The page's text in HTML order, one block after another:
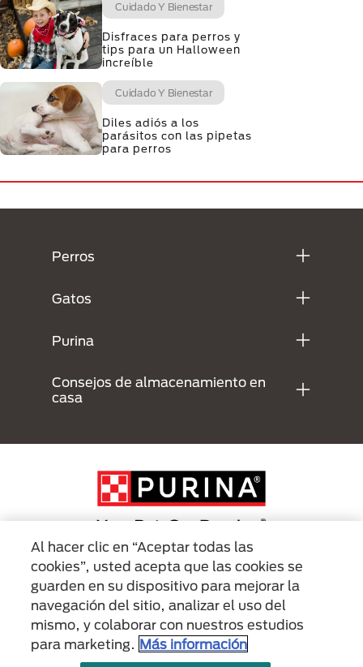
Cuidado Y Bienestar
Disfraces para perros y
tips para un Halloween
increíble
Cuidado Y Bienestar
Diles adiós a los
parásitos con las pipetas
para perros
Perros
Gatos
Purina
Consejos de almacenamiento en
casa
Menu Footer Secundario Purina
All Nestlé Purina trademarks owned by Société des Produits Nestlé S.A.,
Vevey, Switzerland or are used with permission.
Al hacer clic en “Aceptar todas las
cookies”, usted acepta que las cookies se
guarden en su dispositivo para mejorar la
navegación del sitio, analizar el uso del
mismo, y colaborar con nuestros estudios
para marketing. Más información